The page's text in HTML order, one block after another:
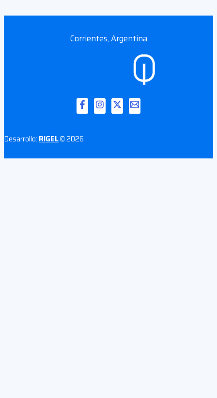
Corrientes, Argentina
Desarrollo: RIGEL© 2026